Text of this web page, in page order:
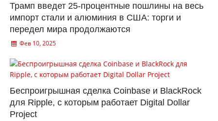
Трамп введет 25-процентные пошлины на весь
импорт стали и алюминия в США: торги и
передел мира продолжаются
Фев 10, 2025
Беспроигрышная сделка Coinbase и BlackRock
для Ripple, с которым работает Digital Dollar
Project